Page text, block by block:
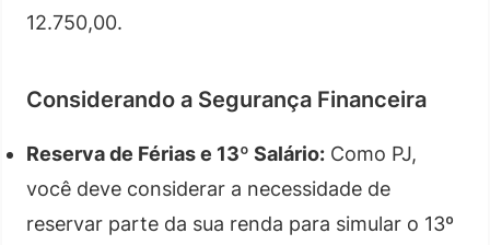
12.750,00.
Considerando a Segurança Financeira
Reserva de Férias e 13º Salário: Como PJ,
você deve considerar a necessidade de
reservar parte da sua renda para simular o 13º